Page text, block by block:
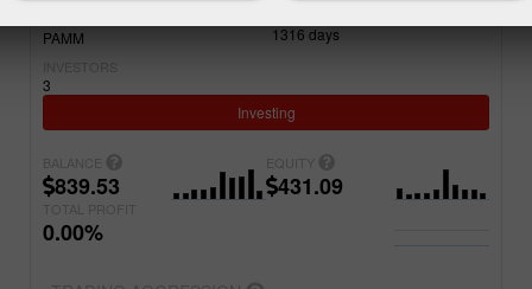
PAMM 1316 days
3
Investing
839.53 431.09
0.00%